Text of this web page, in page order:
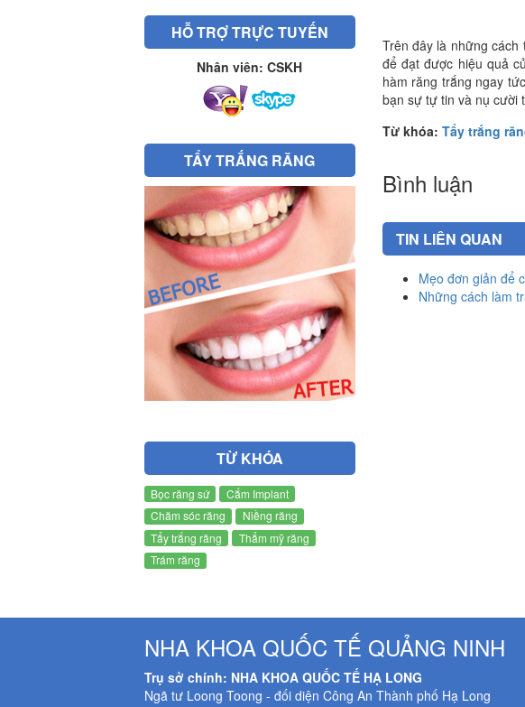
HỖ TRỢ TRỰC TUYẾN
Nhân viên: CSKH
TẨY TRẮNG RĂNG
TỪ KHÓA
Bọc răng sứ
Cắm Implant
Chăm sóc răng
Niềng răng
Tẩy trắng răng
Thẩm mỹ răng
Trám răng
Trên đây là những
để đạt được hiệu quả
hàm răng trắng ngay
bạn sự tự tin và nụ cười
Từ khóa: Tẩy trắng
Bình luận
TIN LIÊN QUAN
Mẹo đơn giản để
Những cách làm
NHA KHOA QUỐC TẾ QUẢNG NINH
Trụ sở chính: NHA KHOA QUỐC TẾ HẠ LONG
Ngã tư Loong Toong - đối diện Công An Thành phố Hạ Long